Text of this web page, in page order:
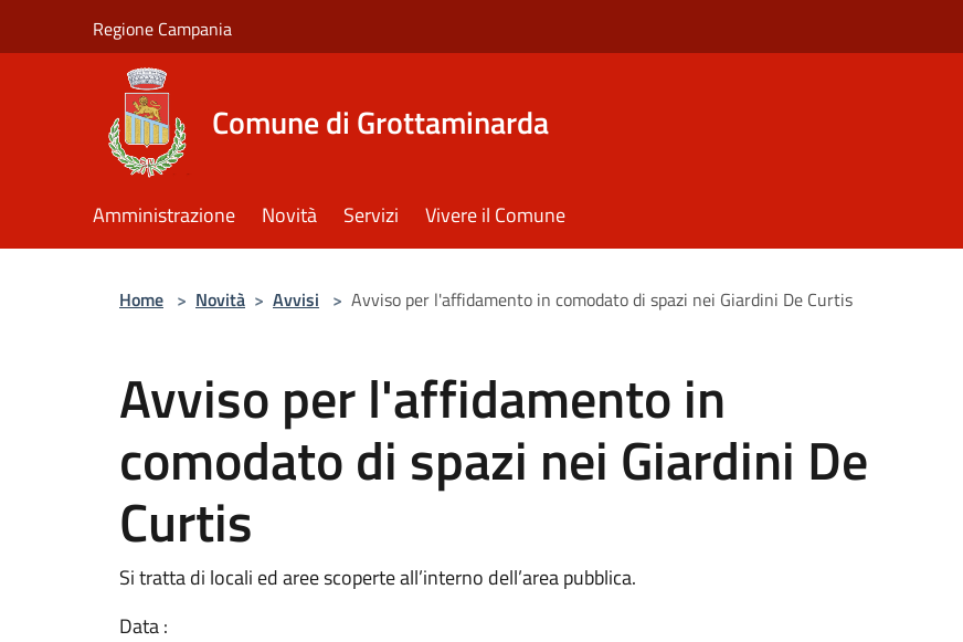
Regione Campania
Comune di Grottaminarda
Amministrazione Novità Servizi Vivere il Comune
Home > Novità > Avvisi > Avviso per l'affidamento in comodato di spazi nei Giardini De Curtis
Avviso per l'affidamento in
comodato di spazi nei Giardini De
Curtis
Si tratta di locali ed aree scoperte all’interno dell’area pubblica.
Data :